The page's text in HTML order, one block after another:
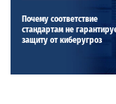
Почему соответствие
стандартам не
защиту от киберугроз